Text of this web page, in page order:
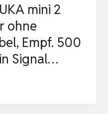
mini 2
ohne
Empf. 500
Signal…